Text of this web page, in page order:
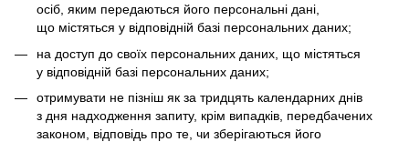
осіб, яким передаються його персональні дані,
що містяться у відповідній базі персональних даних;
на доступ до своїх персональних даних, що містяться
у відповідній базі персональних даних;
отримувати не пізніш як за тридцять календарних днів
з дня надходження запиту, крім випадків, передбачених
законом, відповідь про те, чи зберігаються його